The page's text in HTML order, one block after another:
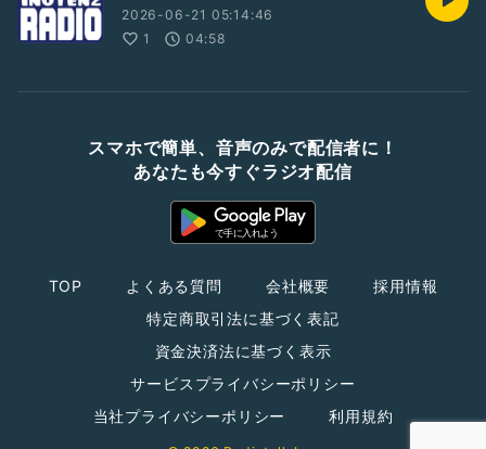
2026-06-21 05:14:46
1
04:58
スマホで簡単、音声のみで配信者に！
あなたも今すぐラジオ配信
TOP よくある質問 会社概要
採用情報
特定商取引法に基づく表記
資金決済法に基づく表示
サービスプライバシーポリシー
当社プライバシーポリシー
利用規約